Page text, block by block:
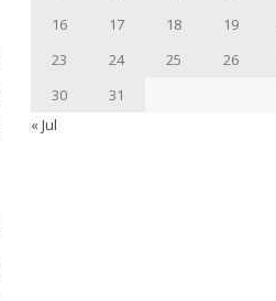
16
17 18 19
23
24 25 26
30
31
« Jul